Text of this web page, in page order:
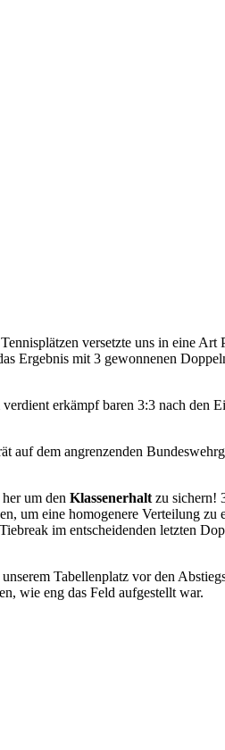
versetzte uns in eine Art
Ergebnis mit 3 gewonnenen
verdient erkämpf baren 3:3 nach den
auf dem angrenzenden
um den Klassenerhalt zu sichern!
um eine homogenere Verteilung zu
im entscheidenden letzten
Tabellenplatz vor den
wie eng das Feld aufgestellt war.